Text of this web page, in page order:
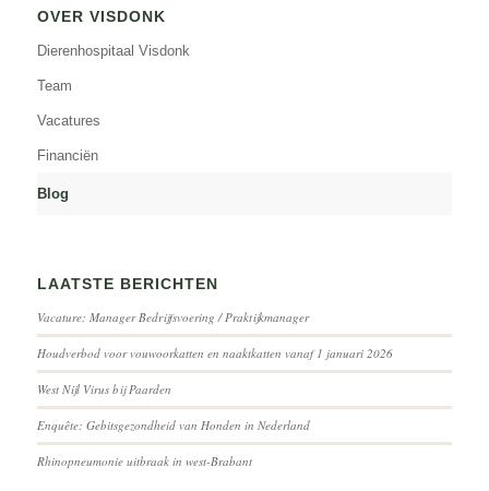
OVER VISDONK
Dierenhospitaal Visdonk
Team
Vacatures
Financiën
Blog
LAATSTE BERICHTEN
Vacature: Manager Bedrijfsvoering / Praktijkmanager
Houdverbod voor vouwoorkatten en naaktkatten vanaf 1 januari 2026
West Nijl Virus bij Paarden
Enquête: Gebitsgezondheid van Honden in Nederland
Rhinopneumonie uitbraak in west-Brabant